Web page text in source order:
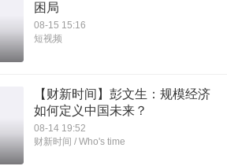
困局
08-15 15:16
短视频
【财新时间】彭文生：规模经济
如何定义中国未来？
08-14 19:52
财新时间 / Who's time